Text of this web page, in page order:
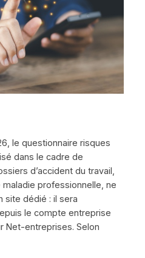
le questionnaire risques
dans le cadre de
d’accident du travail,
professionnelle, ne
site dédié : il sera
le compte entreprise
Net-entreprises. Selon